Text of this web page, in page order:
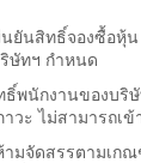
ยันสิทธิ์จองซื้อหุ้
ษัทฯ กำหนด
พนักงานของบริ
วะ ไม่สามารถเ
มจัดสรรตามเก